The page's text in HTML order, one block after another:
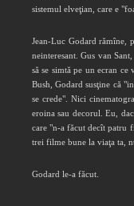
sistemul elveţian, care e
Jean-Luc Godard rămîne,
neinteresant. Gus van
să se simtă pe un ecran
Bush, Godard susţine că
se crede". Nici
eroina sau decorul. Eu,
care "n-a făcut decît patru
trei filme bune la viaţa ta,
Godard le-a făcut.